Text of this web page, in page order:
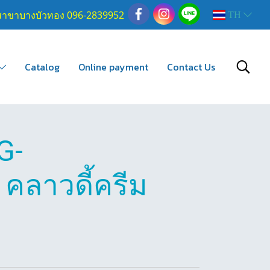
ขาบางบัวทอง 096-2839952 TH
Catalog Online payment Contact Us
คลาวดี้ครีม